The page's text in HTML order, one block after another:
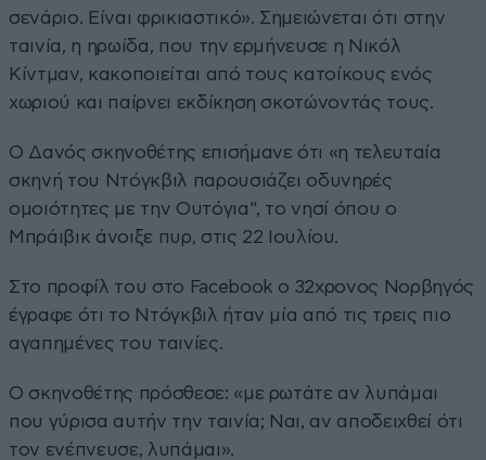
σενάριο. Είναι φρικιαστικό». Σημειώνεται ότι στην
ταινία, η ηρωίδα, που την ερμήνευσε η Νικόλ
Κίντμαν, κακοποιείται από τους κατοίκους ενός
χωριού και παίρνει εκδίκηση σκοτώνοντάς τους.
Ο Δανός σκηνοθέτης επισήμανε ότι «η τελευταία
σκηνή του Ντόγκβιλ παρουσιάζει οδυνηρές
ομοιότητες με την Ουτόγια”, το νησί όπου ο
Μπράιβικ άνοιξε πυρ, στις 22 Ιουλίου.
Στο προφίλ του στο Facebook ο 32χρονος Νορβηγός
έγραφε ότι το Ντόγκβιλ ήταν μία από τις τρεις πιο
αγαπημένες του ταινίες.
Ο σκηνοθέτης πρόσθεσε: «με ρωτάτε αν λυπάμαι
που γύρισα αυτήν την ταινία; Ναι, αν αποδειχθεί ότι
τον ενέπνευσε, λυπάμαι».